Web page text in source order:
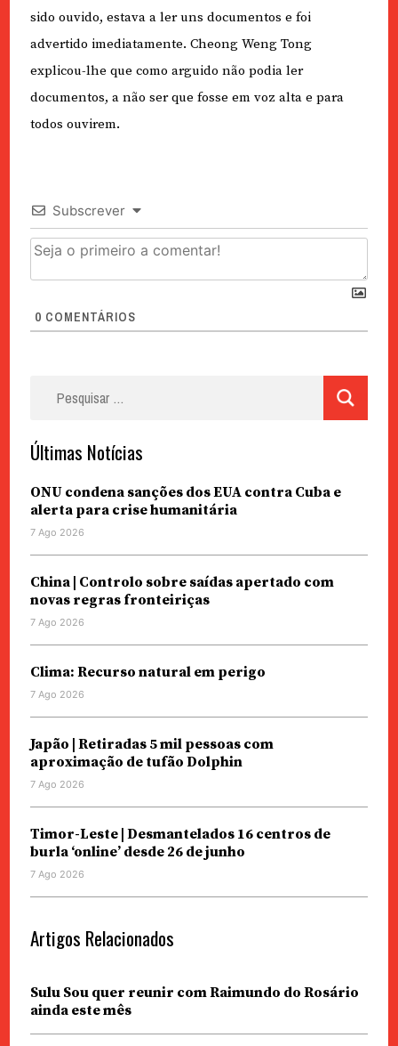
sido ouvido, estava a ler uns documentos e foi
advertido imediatamente. Cheong Weng Tong
explicou-lhe que como arguido não podia ler
documentos, a não ser que fosse em voz alta e para
todos ouvirem.
Subscrever
0 COMENTÁRIOS
Últimas Notícias
ONU condena sanções dos EUA contra Cuba e
alerta para crise humanitária
7 Ago 2026
China | Controlo sobre saídas apertado com
novas regras fronteiriças
7 Ago 2026
Clima: Recurso natural em perigo
7 Ago 2026
Japão | Retiradas 5 mil pessoas com
aproximação de tufão Dolphin
7 Ago 2026
Timor-Leste | Desmantelados 16 centros de
burla ‘online’ desde 26 de junho
7 Ago 2026
Artigos Relacionados
Sulu Sou quer reunir com Raimundo do Rosário
ainda este mês